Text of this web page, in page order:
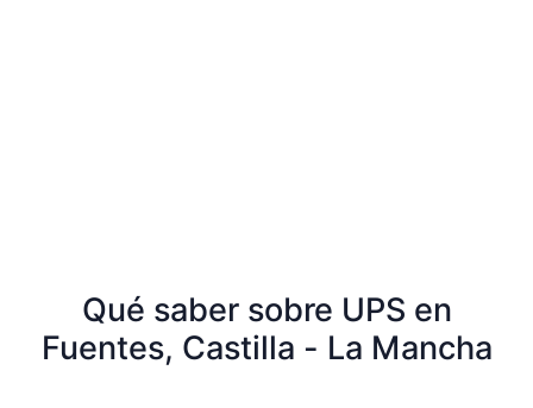
Qué saber sobre UPS en
Fuentes, Castilla - La Mancha